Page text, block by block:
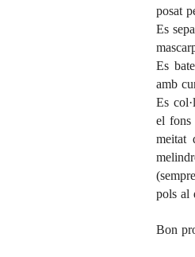
posat
Es
Es
amb
Es
el fons
meitat
pols al
Bon